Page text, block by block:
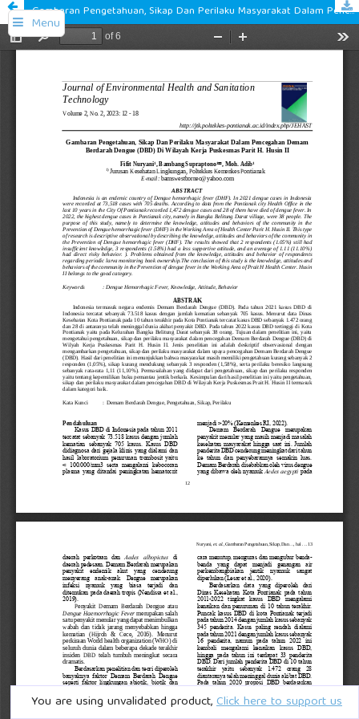
Menu
You are using unvalidated product,Click here to support us
Gambaran Pengetahuan, Sikap Dan Perilaku Masyarakat Dalam Pencegahan Demam Berdarah Dengue (DBD) Di Wilayah Kerja Puskesmas Parit H. Husin II